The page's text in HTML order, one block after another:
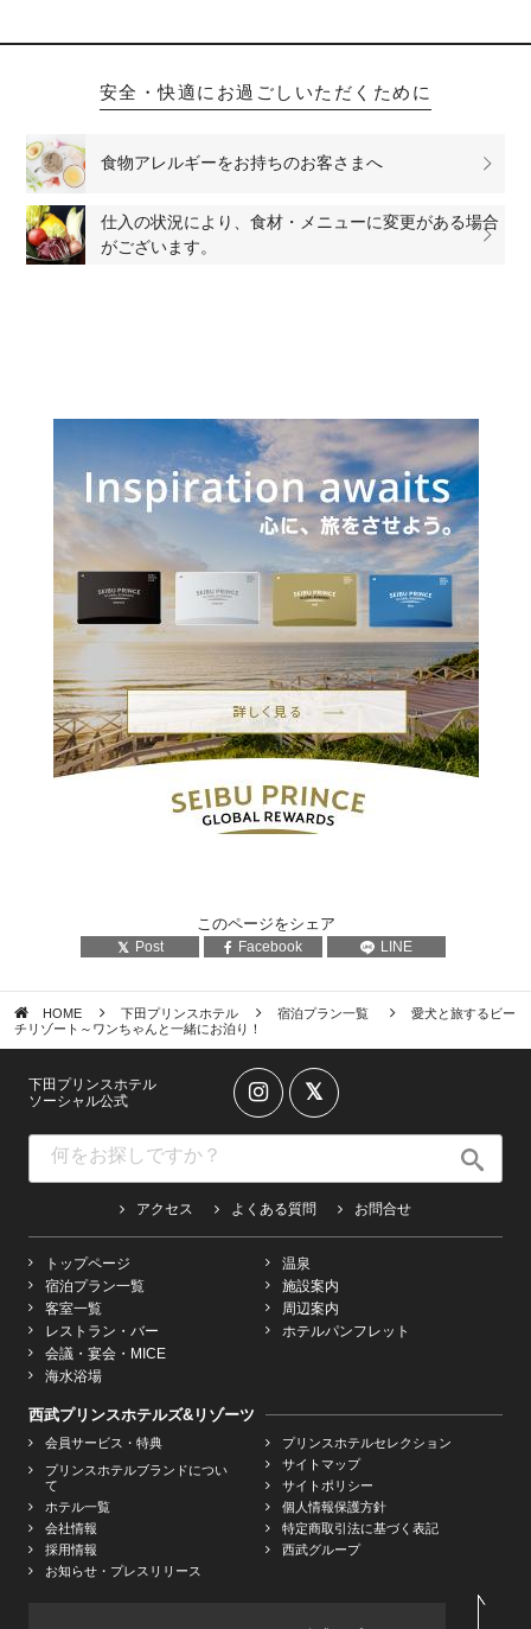
安全・快適にお過ごしいただくために
食物アレルギーをお持ちのお客さまへ
仕入の状況により、食材・メニューに変更がある場合
がございます。
このページをシェア
Post Facebook LINE
HOME 下田プリンスホテル 宿泊プラン一覧
愛犬と旅するビー
チリゾート～ワンちゃんと一緒にお泊り！
下田プリンスホテル
ソーシャル公式
アクセス よくある質問 お問合せ
トップページ
宿泊プラン一覧
客室一覧
レストラン・バー
会議・宴会・MICE
海水浴場
温泉
施設案内
周辺案内
ホテルパンフレット
西武プリンスホテルズ&リゾーツ
会員サービス・特典
プリンスホテルブランドについ
て
ホテル一覧
会社情報
採用情報
お知らせ・プレスリリース
プリンスホテルセレクション
サイトマップ
サイトポリシー
個人情報保護方針
特定商取引法に基づく表記
西武グループ